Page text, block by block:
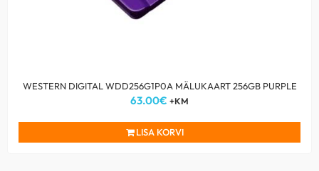
WESTERN DIGITAL WDD256G1P0A MÄLUKAART 256GB PURPLE
63.00€ +KM
LISA KORVI